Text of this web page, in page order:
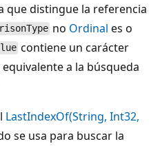
que distingue la referencia
no Ordinal es o
contiene un carácter
a la búsqueda
LastIndexOf(String, Int32,
se usa para buscar la